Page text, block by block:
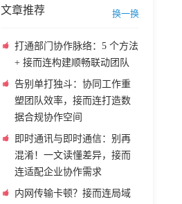
文章推荐 换一换
打通部门协作脉络：5 个方法
+ 接而连构建顺畅联动团队
告别单打独斗：协同工作重
塑团队效率，接而连打造数
据合规协作空间
即时通讯与即时通信：别再
混淆！一文读懂差异，接而
连适配企业协作需求
内网传输卡顿？接而连局域